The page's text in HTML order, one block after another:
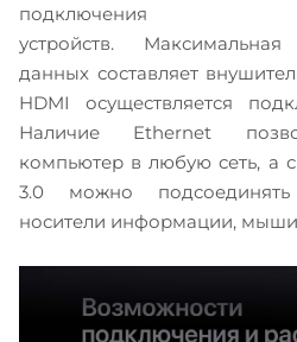
подключения
устройств.
данных составляет
HDMI осуществляется
Наличие Ethernet
компьютер в любую сеть, а
3.0 можно
носители информации, мыши